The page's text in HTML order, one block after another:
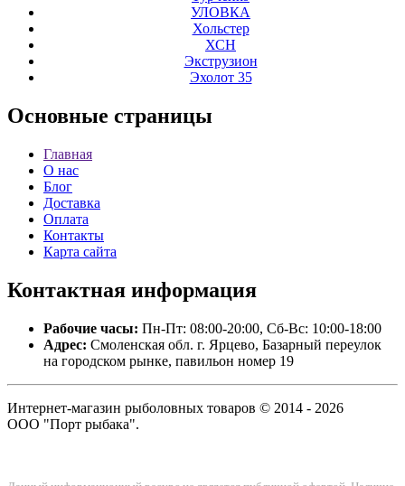
УЛОВКА
Хольстер
ХСН
Экструзион
Эхолот 35
Основные страницы
Главная
О нас
Блог
Доставка
Оплата
Контакты
Карта сайта
Контактная информация
Рабочие часы: Пн-Пт: 08:00-20:00, Сб-Вс: 10:00-18:00
Адрес: Смоленская обл. г. Ярцево, Базарный переулок
на городском рынке, павильон номер 19
Интернет-магазин рыболовных товаров © 2014 - 2026
ООО "Порт рыбака".